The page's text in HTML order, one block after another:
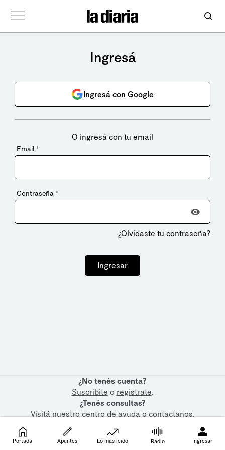
Ingresá
Ingresá con Google
O ingresá con tu email
Email *
Contraseña *
¿Olvidaste tu contraseña?
Ingresar
¿No tenés cuenta?
Suscribite o registrate.
¿Tenés consultas?
Visitá nuestrocentro de ayudaocontactanos.
Portada Apuntes Lo más leído Radio Ingresar